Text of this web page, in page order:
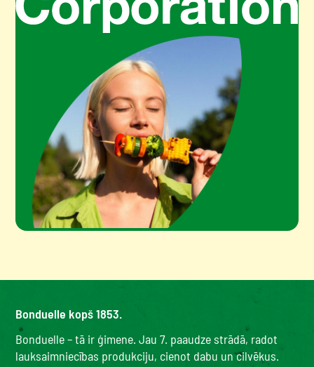
Bonduelle kopš 1853.
Bonduelle – tā ir ģimene. Jau 7. paaudze strādā, radot
lauksaimniecības produkciju, cienot dabu un cilvēkus.